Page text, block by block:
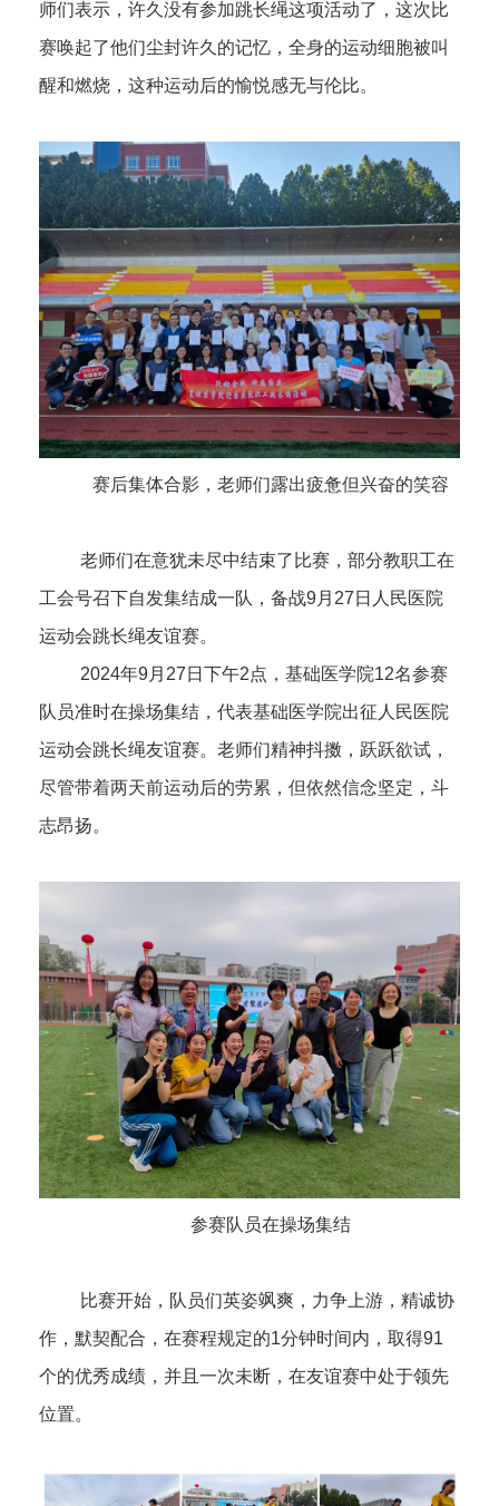
师们表示，许久没有参加跳长绳这项活动了，这次比
赛唤起了他们尘封许久的记忆，全身的运动细胞被叫
醒和燃烧，这种运动后的愉悦感无与伦比。
赛后集体合影，老师们露出疲惫但兴奋的笑容
老师们在意犹未尽中结束了比赛，部分教职工在
工会号召下自发集结成一队，备战9月27日人民医院
运动会跳长绳友谊赛。
2024年9月27日下午2点，基础医学院12名参赛
队员准时在操场集结，代表基础医学院出征人民医院
运动会跳长绳友谊赛。老师们精神抖擞，跃跃欲试，
尽管带着两天前运动后的劳累，但依然信念坚定，斗
志昂扬。
参赛队员在操场集结
比赛开始，队员们英姿飒爽，力争上游，精诚协
作，默契配合，在赛程规定的1分钟时间内，取得91
个的优秀成绩，并且一次未断，在友谊赛中处于领先
位置。